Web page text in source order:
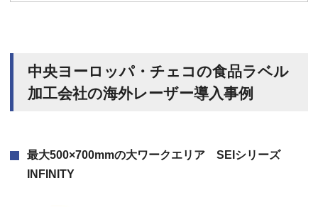
中央ヨーロッパ・チェコの食品ラベル
加工会社の海外レーザー導入事例
最大500×700mmの大ワークエリア SEIシリーズ
INFINITY